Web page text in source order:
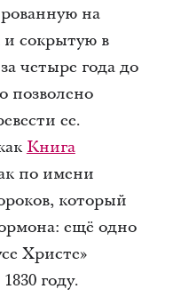
на
и сокрытую в
четыре года до
позволено
ее.
Книга
по имени
который
ещё одно
Христе»
году.